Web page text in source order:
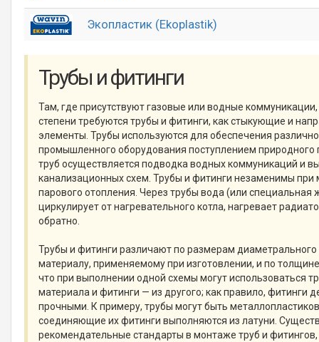
Экопластик (Ekoplastik)
Трубы и фитинги
Там, где присутствуют газовые или водные
степени требуются трубы и фитинги, как стыкующие и
элементы. Трубы используются для обеспечения
промышленного оборудования поступлением природного
труб осуществляется подводка водных коммуникаций и
канализационных схем. Трубы и фитинги незаменимы при
парового отопления. Через трубы вода (или специальная
циркулирует от нагревательного котла, нагревает
обратно.
Трубы и фитинги различают по размерам диаметрального
материалу, применяемому при изготовлении, и по
что при выполнении одной схемы могут использоваться
материала и фитинги — из другого; как правило, фитинги
прочными. К примеру, трубы могут быть
соединяющие их фитинги выполняются из латуни.
рекомендательные стандарты в монтаже труб и фитингов,